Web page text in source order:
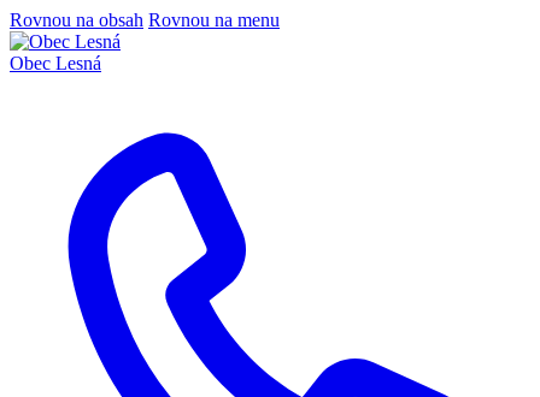
Rovnou na obsah Rovnou na menu
Obec Lesná